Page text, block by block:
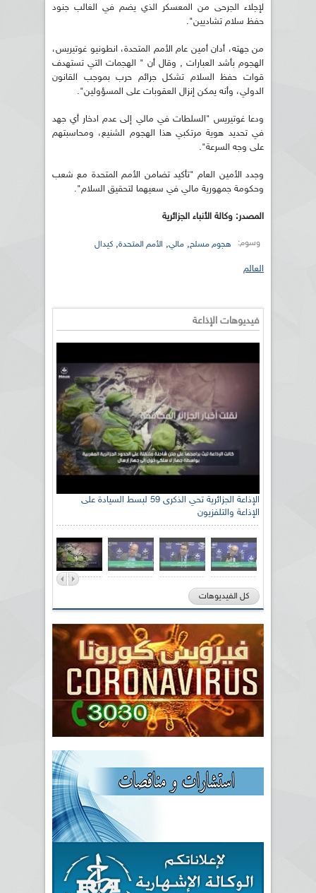
لإجلاء الجرحى من المعسكر الذي يضم في الغالب جنود
حفظ سلام تشاديين".
من جهته، أدان أمين عام الأمم المتحدة، انطونيو غوتيريس،
الهجوم بأشد العبارات , وقال أن " الهجمات التي تستهدف
قوات حفظ السلام تشكل جرائم حرب بموجب القانون
الدولي، وأنه يمكن إنزال العقوبات على المسؤولين".
ودعا غوتيريس "السلطات في مالي إلى عدم ادخار أي جهد
في تحديد هوية مرتكبي هذا الهجوم الشنيع، ومحاسبتهم
على وجه السرعة".
وجدد الأمين العام "تأكيد تضامن الأمم المتحدة مع شعب
وحكومة جمهورية مالي في سعيهما لتحقيق السلام".
المصدر: وكالة الأنباء الجزائرية
وسوم: هجوم مسلح, مالي, الأمم المتحدة, كيدال
العالم
فيديوهات الإذاعة
الإذاعة الجزائرية تحي الذكرى 59 لبسط السيادة على
الإذاعة والتلفزيون
كل الفيديوهات